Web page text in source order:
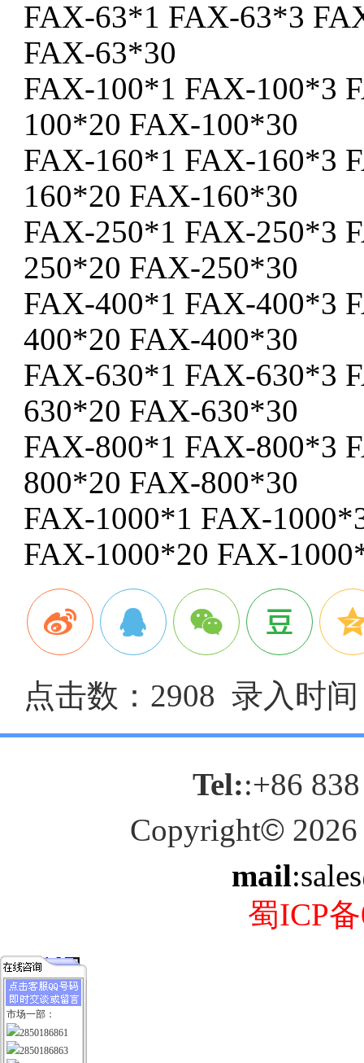
FAX-63*1 FAX-63*3
FAX-63*30
FAX-100*1 FAX-100*3
100*20 FAX-100*30
FAX-160*1 FAX-160*3
160*20 FAX-160*30
FAX-250*1 FAX-250*3
250*20 FAX-250*30
FAX-400*1 FAX-400*3
400*20 FAX-400*30
FAX-630*1 FAX-630*3
630*20 FAX-630*30
FAX-800*1 FAX-800*3
800*20 FAX-800*30
FAX-1000*1 FAX-
FAX-1000*20 FAX-
点击数：2908 录入时
Tel::+86
Copyright© 2026
mail
蜀ICP
市场一部：
2850186861
2850186863